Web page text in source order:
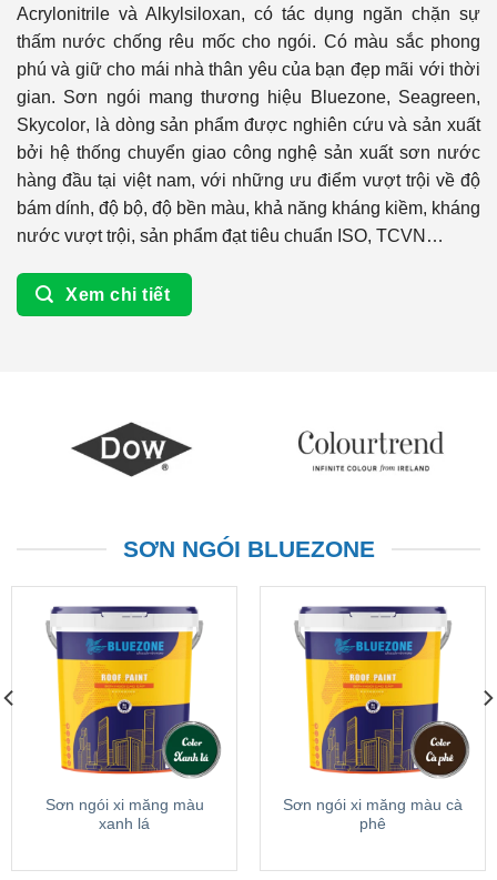
Acrylonitrile và Alkylsiloxan, có tác dụng ngăn chặn sự
thấm nước chống rêu mốc cho ngói. Có màu sắc phong
phú và giữ cho mái nhà thân yêu của bạn đẹp mãi với thời
gian. Sơn ngói mang thương hiệu
Bluezone, Seagreen,
Skycolor, là dòng sản phẩm được nghiên cứu và sản xuất
bởi hệ thống chuyển giao công nghệ sản xuất sơn nước
hàng đầu tại việt nam, với những ưu điểm vượt trội về độ
bám dính, độ bộ, độ bền màu, khả năng kháng kiềm, kháng
nước vượt trội, sản phẩm đạt tiêu chuẩn ISO, TCVN…
Xem chi tiết
SƠN NGÓI BLUEZONE
Sơn ngói xi măng màu
xanh lá
Sơn ngói xi măng màu cà
phê